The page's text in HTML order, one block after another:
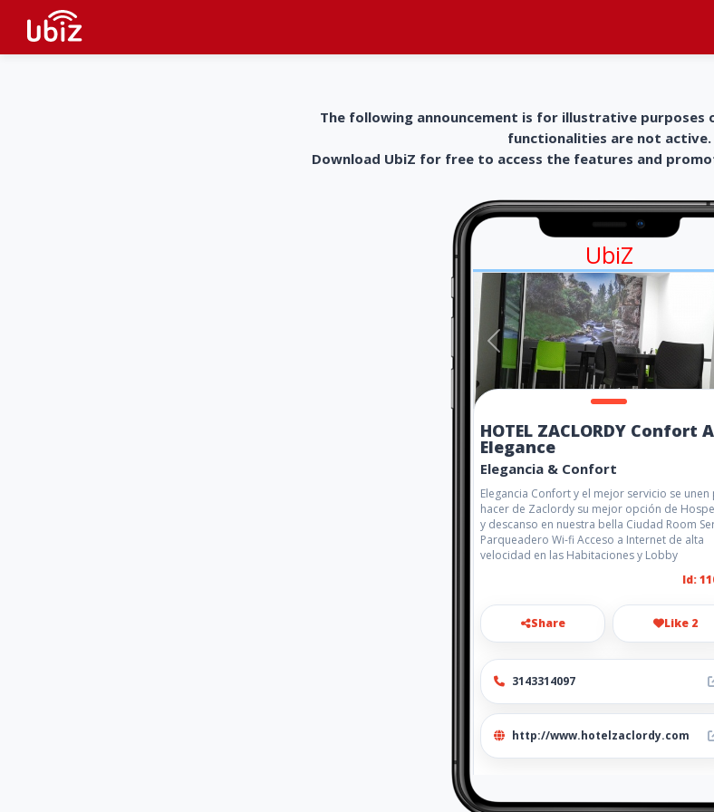
The following announcement is for illustrative
functionalities are not active.
Download UbiZ for free to access the features and
UbiZ
HOTEL ZACLORDY Confort
Elegance
Elegancia & Confort
Elegancia Confort y el mejor servicio se unen
hacer de Zaclordy su mejor opción de
y descanso en nuestra bella Ciudad Room
Parqueadero Wi-fi Acceso a Internet de alta
velocidad en las Habitaciones y Lobby
Id:
Share Like 2
3143314097
http://www.hotelzaclordy.com
Location